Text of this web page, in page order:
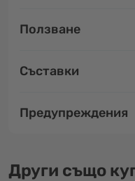
Ползване
Съставки
Предупреждения
Други също